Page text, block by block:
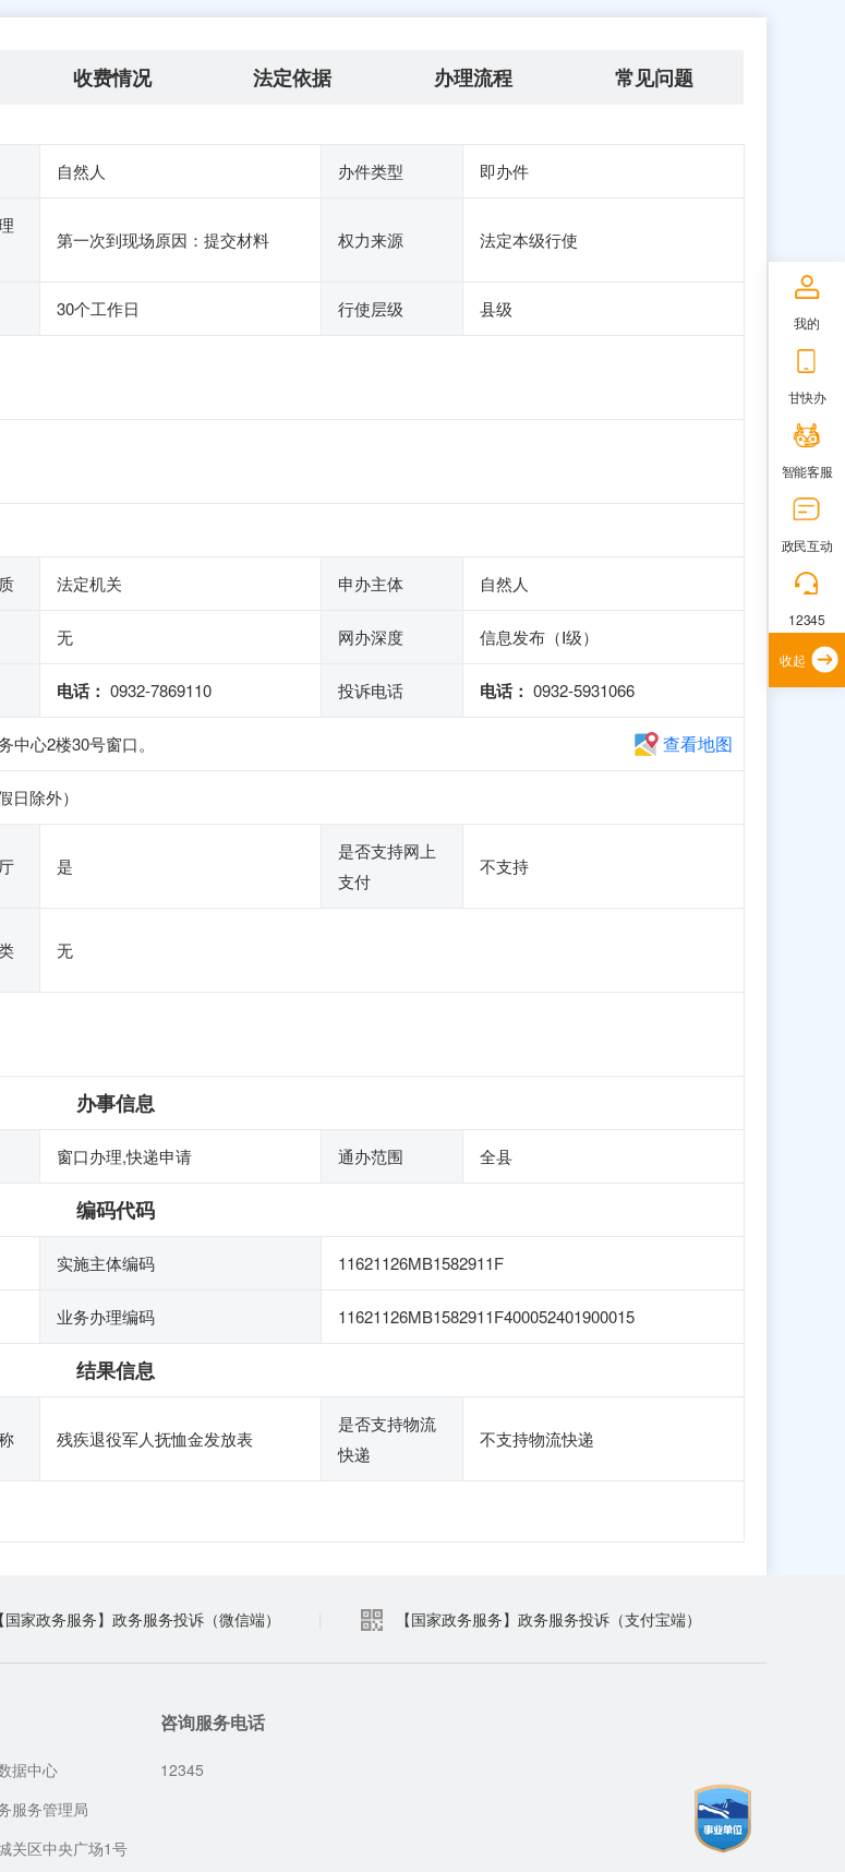
收费情况 法定依据 办理流程 常见问题
自然人 办件类型 即办件
第一次到现场原因：提交材料 权力来源 法定本级行使
30个工作日 行使层级 县级
法定机关 申办主体 自然人
无 网办深度 信息发布（Ⅰ级）
电话： 0932-7869110 投诉电话 电话： 0932-5931066
心2楼30号窗口。 查看地图
日除外）
是
是否支持网上
支付
不支持
无
办事信息
窗口办理,快递申请 通办范围 全县
编码代码
实施主体编码 11621126MB1582911F
业务办理编码 11621126MB1582911F400052401900015
结果信息
残疾退役军人抚恤金发放表
是否支持物流
快递
不支持物流快递
【国家政务服务】政务服务投诉（微信端） 【国家政务服务】政务服务投诉（支付宝端）
据中心
服务管理局
关区中央广场1号
咨询服务电话
12345
我的
甘快办
智能客服
政民互动
12345
收起